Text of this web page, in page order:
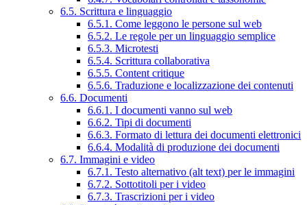
6.5. Scrittura e linguaggio
6.5.1. Come leggono le persone sul web
6.5.2. Le regole per un linguaggio semplice
6.5.3. Microtesti
6.5.4. Scrittura collaborativa
6.5.5. Content critique
6.5.6. Traduzione e localizzazione dei contenuti
6.6. Documenti
6.6.1. I documenti vanno sul web
6.6.2. Tipi di documenti
6.6.3. Formato di lettura dei documenti elettronici
6.6.4. Modalità di produzione dei documenti
6.7. Immagini e video
6.7.1. Testo alternativo (alt text) per le immagini
6.7.2. Sottotitoli per i video
6.7.3. Trascrizioni per i video